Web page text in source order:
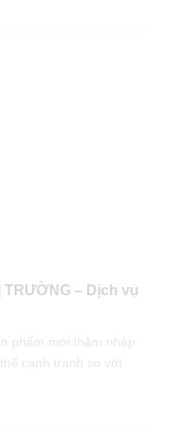
TRƯỜNG – Dịch vụ
phẩm mới thâm nhập
cạnh tranh so với